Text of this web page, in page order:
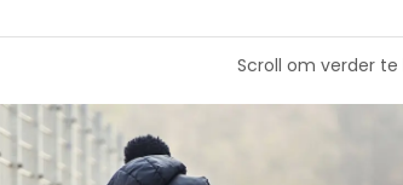
Scroll om verder te